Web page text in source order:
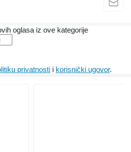
oglasa iz ove kategorije
privatnosti i korisnički ugovor.